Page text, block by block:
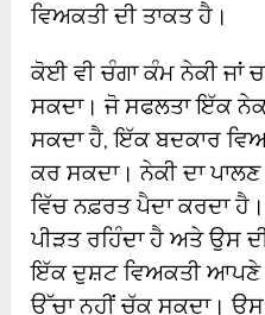
ਵਿਅਕਤੀ ਦੀ ਤਾਕਤ ਹੈ।
ਕੋਈ ਵੀ ਚੰਗਾ ਕੰਮ ਨੇਕੀ ਜਾਂ
ਸਕਦਾ। ਜੋ ਸਫਲਤਾ ਇੱਕ
ਸਕਦਾ ਹੈ, ਇੱਕ ਬਦਕਾਰ
ਕਰ ਸਕਦਾ। ਨੇਕੀ ਦਾ
ਵਿੱਚ ਨਫ਼ਰਤ ਪੈਦਾ ਕਰਦਾ
ਪੀੜਤ ਰਹਿੰਦਾ ਹੈ ਅਤੇ ਉਸ
ਇੱਕ ਦੁਸ਼ਟ ਵਿਅਕਤੀ
ਉੱਚਾ ਨਹੀਂ ਚੁੱਕ ਸਕਦਾ। ਉਸ